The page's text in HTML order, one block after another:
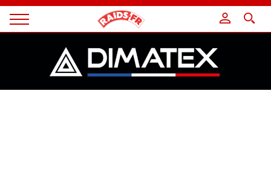
Magazine
Panneau de gestion des cookies